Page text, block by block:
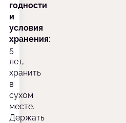
годности
и
условия
хранения:
5
лет,
хранить
в
сухом
месте.
Держать